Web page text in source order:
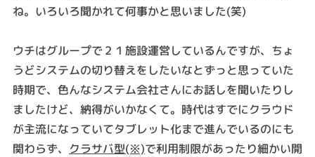
ね。いろいろ聞かれて何事かと思いました(笑)
ウチはグループで２１施設運営しているんですが、ちょ
うどシステムの切り替えをしたいなとずっと思っていた
時期で、色んなシステム会社さんにお話しを聞いたりし
ましたけど、納得がいかなくて。時代はすでにクラウド
が主流になっていてタブレット化まで進んでいるのにも
関わらず、 クラサバ型(※)で利用制限があったり細かい開